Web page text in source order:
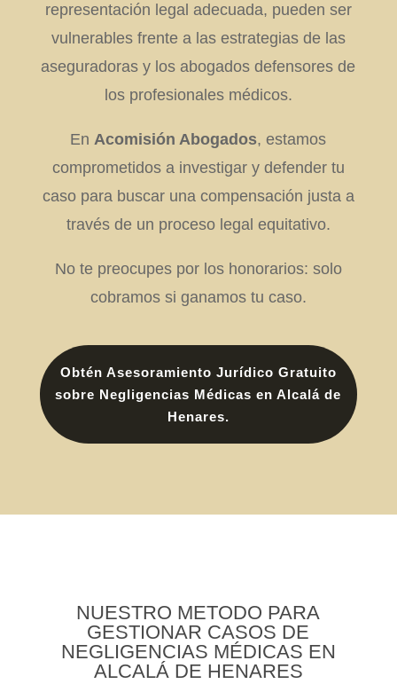
representación legal adecuada, pueden ser
vulnerables frente a las estrategias de las
aseguradoras y los abogados defensores de
los profesionales médicos.
EnAcomisión Abogados, estamos
comprometidos a investigar y defender tu
caso para buscar una compensación justa a
través de un proceso legal equitativo.
No te preocupes por los honorarios: solo
cobramos si ganamos tu caso.
Obtén Asesoramiento Jurídico Gratuito
sobre Negligencias Médicas en Alcalá de
Henares.
NUESTRO METODO PARA
GESTIONAR CASOS DE
NEGLIGENCIAS MÉDICAS EN
ALCALÁ DE HENARES